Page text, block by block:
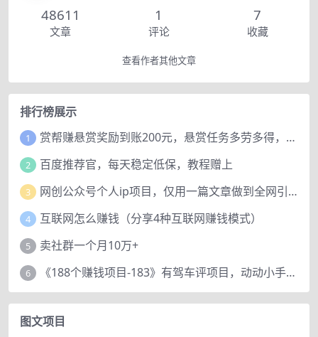
48611
文章
1
评论
7
收藏
查看作者其他文章
排行榜展示
1 赏帮赚悬赏奖励到账200元，悬赏任务多劳多得，人人可做。
2 百度推荐官，每天稳定低保，教程赠上
3 网创公众号个人ip项目，仅用一篇文章做到全网引流！
4 互联网怎么赚钱（分享4种互联网赚钱模式）
5 卖社群一个月10万+
6 《188个赚钱项目-183》有驾车评项目，动动小手，复制粘贴赚44元！
图文项目